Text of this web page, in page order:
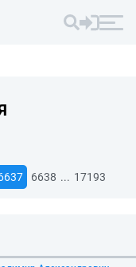
6638 ... 17193